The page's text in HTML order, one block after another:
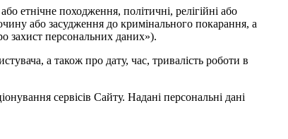
етнічне походження, політичні, релігійні або
або засудження до кримінального покарання, а
захист персональних даних»).
а також про дату, час, тривалість роботи в
сервісів Сайту. Надані персональні дані